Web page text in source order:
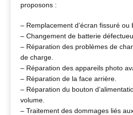
proposons :
– Remplacement d’écran fissuré ou
– Changement de batterie
– Réparation des problèmes de
de charge.
– Réparation des appareils photo
– Réparation de la face arrière.
– Réparation du bouton
volume.
– Traitement des dommages liés